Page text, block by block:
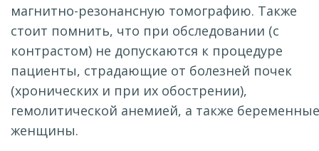
магнитно-резонансную томографию. Также
стоит помнить, что при обследовании (с
контрастом) не допускаются к процедуре
пациенты, страдающие от болезней почек
(хронических и при их обострении),
гемолитической анемией, а также беременные
женщины.